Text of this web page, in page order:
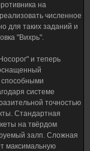
на
численное
для таких заданий и
"Вихрь".
и теперь
способными
системе
точностью
Стандартная
на твёрдом
залп. Сложная
максимальную